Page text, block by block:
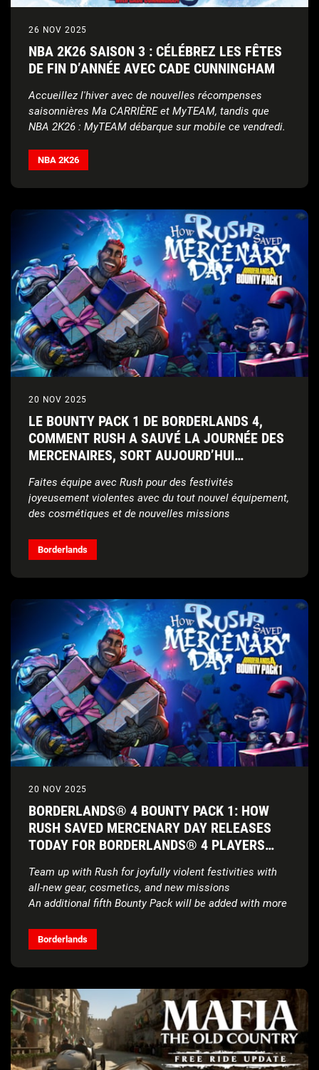
26 NOV 2025
NBA 2K26 SAISON 3 : CÉLÉBREZ LES FÊTES
DE FIN D’ANNÉE AVEC CADE CUNNINGHAM
Accueillez l'hiver avec de nouvelles récompenses
saisonnières Ma CARRIÈRE et MyTEAM, tandis que
NBA 2K26 : MyTEAM débarque sur mobile ce vendredi.
NBA 2K26
20 NOV 2025
LE BOUNTY PACK 1 DE BORDERLANDS 4,
COMMENT RUSH A SAUVÉ LA JOURNÉE DES
MERCENAIRES, SORT AUJOURD’HUI
Faites équipe avec Rush pour des festivités
joyeusement violentes avec du tout nouvel équipement,
des cosmétiques et de nouvelles missions
le futur, plus de détails à venir
Borderlands
20 NOV 2025
BORDERLANDS® 4 BOUNTY PACK 1: HOW
RUSH SAVED MERCENARY DAY RELEASES
TODAY FOR BORDERLANDS® 4 PLAYERS
Team up with Rush for joyfully violent festivities with
all-new gear, cosmetics, and new missions
An additional fifth Bounty Pack will be added with more
Borderlands